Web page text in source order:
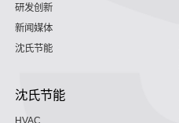
研发创新
新闻媒体
沈氏节能
沈氏节能